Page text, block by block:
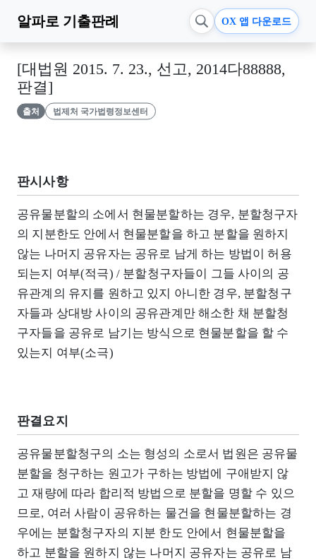
알파로 기출판례 OX 앱 다운로드
[대법원 2015. 7. 23., 선고, 2014다88888,
판결]
출처 법제처 국가법령정보센터
판시사항
공유물분할의 소에서 현물분할하는 경우, 분할청구자
의 지분한도 안에서 현물분할을 하고 분할을 원하지
않는 나머지 공유자는 공유로 남게 하는 방법이 허용
되는지 여부(적극) / 분할청구자들이 그들 사이의 공
유관계의 유지를 원하고 있지 아니한 경우, 분할청구
자들과 상대방 사이의 공유관계만 해소한 채 분할청
구자들을 공유로 남기는 방식으로 현물분할을 할 수
있는지 여부(소극)
판결요지
공유물분할청구의 소는 형성의 소로서 법원은 공유물
분할을 청구하는 원고가 구하는 방법에 구애받지 않
고 재량에 따라 합리적 방법으로 분할을 명할 수 있으
므로, 여러 사람이 공유하는 물건을 현물분할하는 경
우에는 분할청구자의 지분 한도 안에서 현물분할을
하고 분할을 원하지 않는 나머지 공유자는 공유로 남